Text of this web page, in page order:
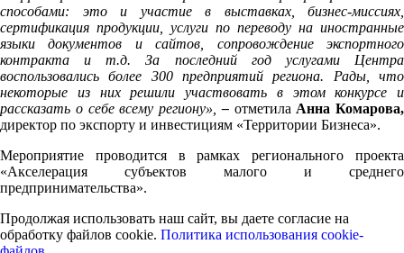
способами: это и участие в выставках, бизнес-миссиях,
сертификация продукции, услуги по переводу на иностранные
языки документов и сайтов, сопровождение экспортного
контракта и т.д. За последний год услугами Центра
воспользовались более 300 предприятий региона. Рады, что
некоторые из них решили участвовать в этом конкурсе и
рассказать о себе всему региону»,
– отметила Анна Комарова,
директор по экспорту и инвестициям «Территории Бизнеса».
Мероприятие проводится в рамках регионального проекта
«Акселерация субъектов малого и среднего
предпринимательства».
Продолжая использовать наш сайт, вы даете согласие на
обработку файлов cookie. Политика использования cookie-